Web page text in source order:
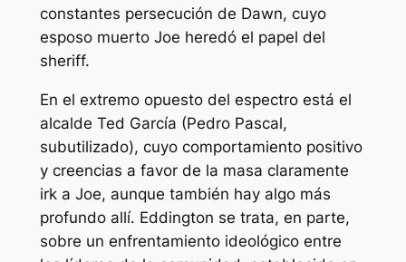
constantes persecución de Dawn, cuyo
esposo muerto Joe heredó el papel del
sheriff.
En el extremo opuesto del espectro está el
alcalde Ted García (Pedro Pascal,
subutilizado), cuyo comportamiento positivo
y creencias a favor de la masa claramente
irk a Joe, aunque también hay algo más
profundo allí. Eddington se trata, en parte,
sobre un enfrentamiento ideológico entre